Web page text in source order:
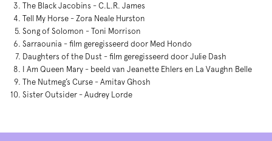
The Black Jacobins - C.L.R. James
Tell My Horse - Zora Neale Hurston
Song of Solomon - Toni Morrison
Sarraounia - film geregisseerd door Med Hondo
Daughters of the Dust - film geregisseerd door Julie Dash
I Am Queen Mary - beeld van Jeanette Ehlers en La Vaughn Belle
The Nutmeg’s Curse - Amitav Ghosh
Sister Outsider - Audrey Lorde